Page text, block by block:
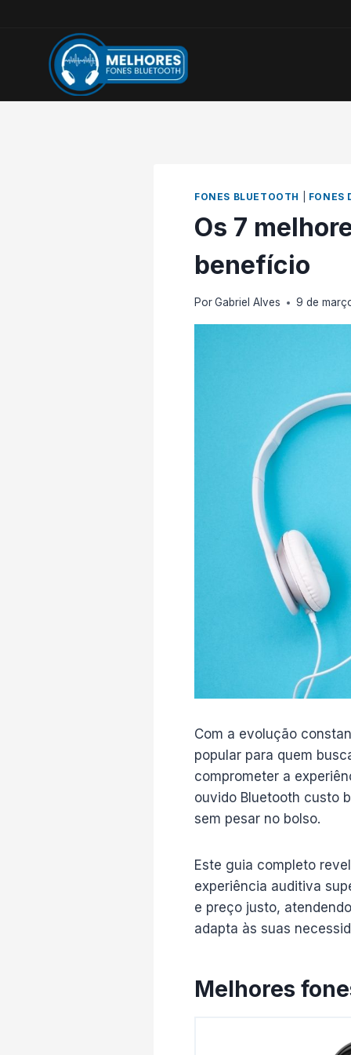
Conteúdo
FONES BLUETOOTH FONES
Os 7
benefício
PorGabriel Alves 9 de
Com a evolução
popular para quem
comprometer a
ouvido Bluetooth custo
sem pesar no bolso.
Este guia completo
experiência auditiva
e preço justo,
adapta às suas
Melhores